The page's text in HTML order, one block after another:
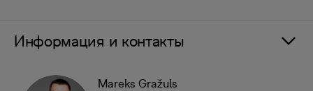
Информация и контакты
Mareks Gražuls